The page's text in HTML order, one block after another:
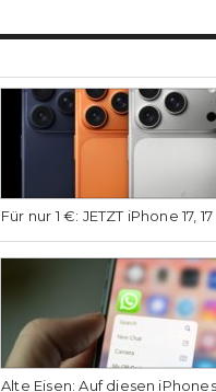
Für nur 1 €: JETZT iPhone 17,
Alte Eisen: Auf diesen